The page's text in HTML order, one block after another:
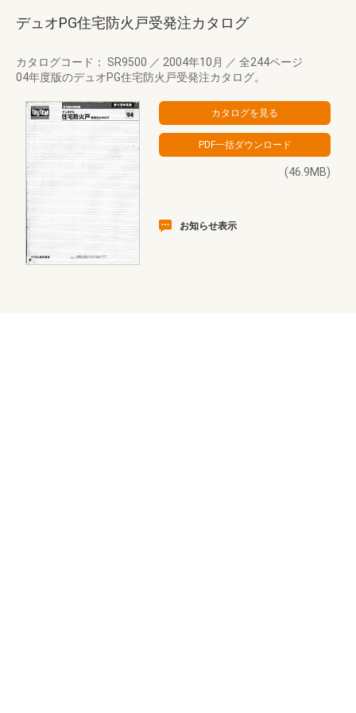
デュオPG住宅防火戸受発注カタログ
カタログコード： SR9500 ／ 2004年10月 ／ 全244ページ
04年度版のデュオPG住宅防火戸受発注カタログ。
(46.9MB)
お知らせ表示